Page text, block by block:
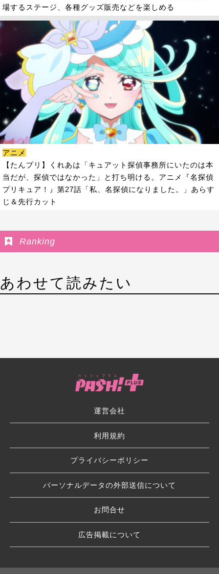
場するステージ、各種グッズ販売などを楽しめる
アニメ
【たんプリ】くれあは「キュアット探偵事務所にいたのは本
当だが、探偵ではなかった」と打ち明ける。アニメ『名探偵
プリキュア！』第27話「私、名探偵になりました。」あらす
じ＆先行カット
Ranking
あわせて読みたい
運営会社
利用規約
プライバシーポリシー
パーソナルデータの外部送信について
お問合せ
広告掲載について